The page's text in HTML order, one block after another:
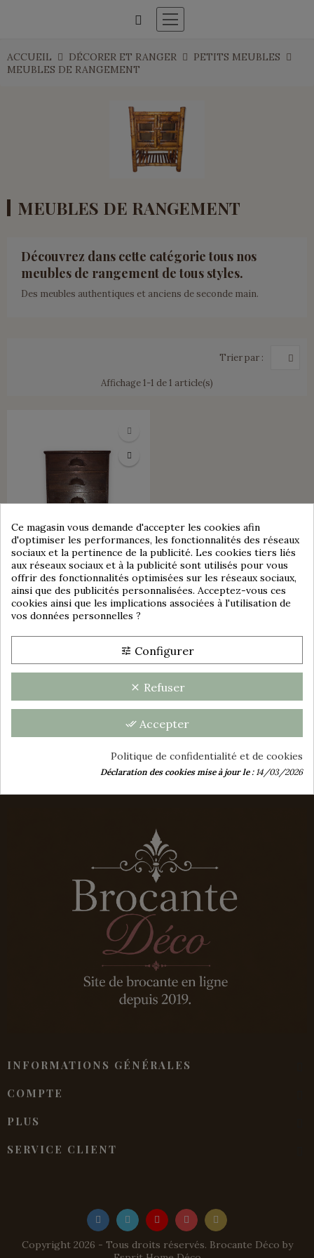
ACCUEIL DÉCORER ET RANGER
PETITS MEUBLES
MEUBLES DE RANGEMENT
MEUBLES DE RANGEMENT
Découvrez dans cette catégorie tous nos
meubles de rangement de tous styles.
Des meubles authentiques et anciens de seconde main.
Trier par :
Affichage 1-1 de 1 article(s)
VENDU
MURAL À 6 TIROIRS
INFORMATIONS GÉNÉRALES
COMPTE
PLUS
SERVICE CLIENT
Copyright 2026 - Tous droits réservés. Brocante Déco by
Ce magasin vous demande d'accepter les cookies afin
d'optimiser les performances, les fonctionnalités des réseaux
sociaux et la pertinence de la publicité. Les cookies tiers liés
aux réseaux sociaux et à la publicité sont utilisés pour vous
offrir des fonctionnalités optimisées sur les réseaux sociaux,
ainsi que des publicités personnalisées. Acceptez-vous ces
cookies ainsi que les implications associées à l'utilisation de
vos données personnelles ?
tune Configurer
clear Refuser
done_all Accepter
Politique de confidentialité et de cookies
Déclaration des cookies mise à jour le :14/03/2026
Consentement aux cookies